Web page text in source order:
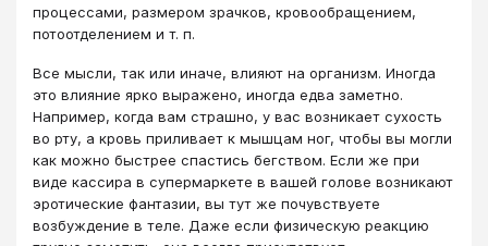
процессами, размером зрачков, кровообращением,
потоотделением и т. п.
Все мысли, так или иначе, влияют на организм. Иногда
это влияние ярко выражено, иногда едва заметно.
Например, когда вам страшно, у вас возникает сухость
во рту, а кровь приливает к мышцам ног, чтобы вы могли
как можно быстрее спастись бегством. Если же при
виде кассира в супермаркете в вашей голове возникают
эротические фантазии, вы тут же почувствуете
возбуждение в теле. Даже если физическую реакцию